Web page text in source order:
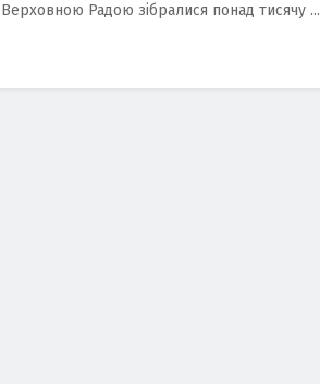
Верховною Радою зібралися понад тисячу ...